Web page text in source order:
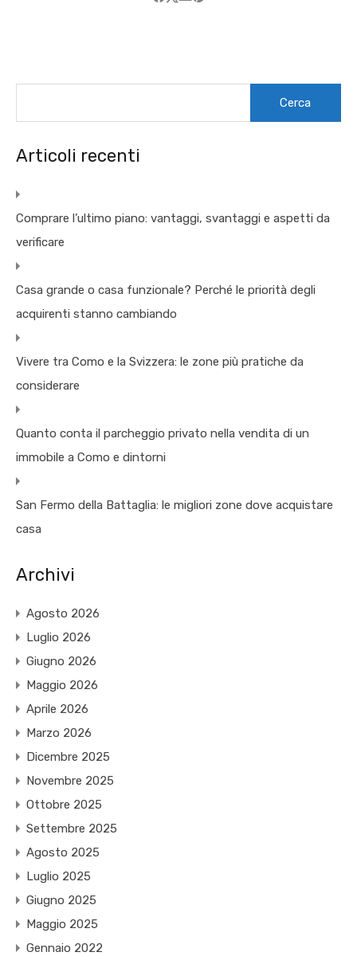
Articoli recenti
Comprare l’ultimo piano: vantaggi, svantaggi e aspetti da
verificare
Casa grande o casa funzionale? Perché le priorità degli
acquirenti stanno cambiando
Vivere tra Como e la Svizzera: le zone più pratiche da
considerare
Quanto conta il parcheggio privato nella vendita di un
immobile a Como e dintorni
San Fermo della Battaglia: le migliori zone dove acquistare
casa
Archivi
Agosto 2026
Luglio 2026
Giugno 2026
Maggio 2026
Aprile 2026
Marzo 2026
Dicembre 2025
Novembre 2025
Ottobre 2025
Settembre 2025
Agosto 2025
Luglio 2025
Giugno 2025
Maggio 2025
Gennaio 2022